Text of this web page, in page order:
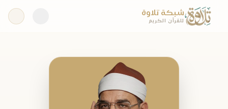
شبكة تلاوة
للقرآن الكريم